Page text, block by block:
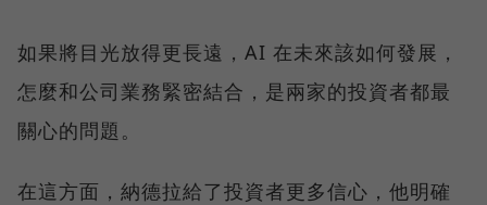
如果將目光放得更長遠，AI 在未來該如何發展，
怎麼和公司業務緊密結合，是兩家的投資者都最
關心的問題。
在這方面，納德拉給了投資者更多信心，他明確